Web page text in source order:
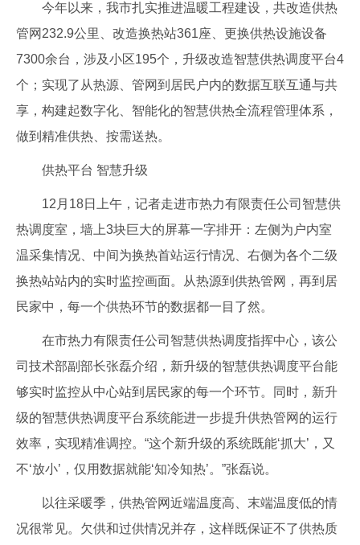
今年以来，我市扎实推进温暖工程建设，共改造供热
管网232.9公里、改造换热站361座、更换供热设施设备
7300余台，涉及小区195个，升级改造智慧供热调度平台4
个；实现了从热源、管网到居民户内的数据互联互通与共
享，构建起数字化、智能化的智慧供热全流程管理体系，
做到精准供热、按需送热。
供热平台 智慧升级
12月18日上午，记者走进市热力有限责任公司智慧供
热调度室，墙上3块巨大的屏幕一字排开：左侧为户内室
温采集情况、中间为换热首站运行情况、右侧为各个二级
换热站站内的实时监控画面。从热源到供热管网，再到居
民家中，每一个供热环节的数据都一目了然。
在市热力有限责任公司智慧供热调度指挥中心，该公
司技术部副部长张磊介绍，新升级的智慧供热调度平台能
够实时监控从中心站到居民家的每一个环节。同时，新升
级的智慧供热调度平台系统能进一步提升供热管网的运行
效率，实现精准调控。“这个新升级的系统既能‘抓大’，又
不‘放小’，仅用数据就能‘知冷知热’。”张磊说。
以往采暖季，供热管网近端温度高、末端温度低的情
况很常见。欠供和过供情况并存，这样既保证不了供热质